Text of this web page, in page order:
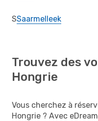
SSaarmelleek
Trouvez des
Hongrie
Vous cherchez à
Hongrie ? Avec